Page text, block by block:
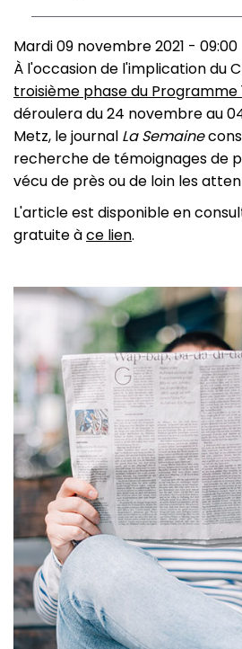
Mardi 09 novembre 2021 - 09:00
À l'occasion de l'implication du
troisième phase du Programme
déroulera du 24 novembre au
Metz, le journal La Semaine
recherche de témoignagesde
vécu de près ou de loin les
L'article est disponible en
gratuite àce lien.
Image